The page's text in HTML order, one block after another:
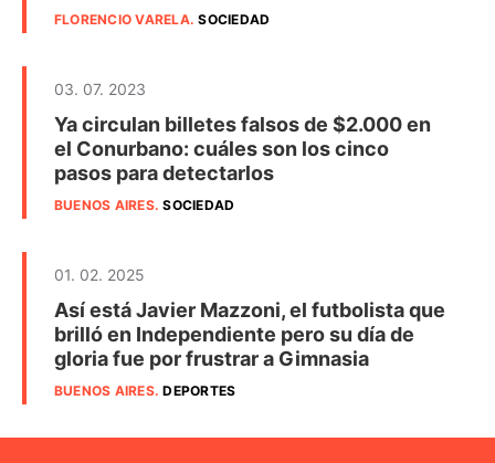
FLORENCIO VARELA.SOCIEDAD
03. 07. 2023
Ya circulan billetes falsos de $2.000 en
el Conurbano: cuáles son los cinco
pasos para detectarlos
BUENOS AIRES.SOCIEDAD
01. 02. 2025
Así está Javier Mazzoni, el futbolista que
brilló en Independiente pero su día de
gloria fue por frustrar a Gimnasia
BUENOS AIRES.DEPORTES